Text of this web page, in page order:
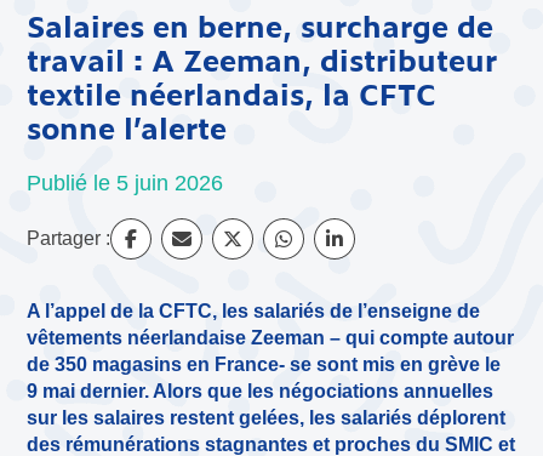
Salaires en berne, surcharge de
travail : A Zeeman, distributeur
textile néerlandais, la CFTC
sonne l’alerte
Publié le 5 juin 2026
Partager :
A l’appel de la CFTC, les salariés de l’enseigne de
vêtements néerlandaise Zeeman – qui compte autour
de 350 magasins en France- se sont mis en grève le
9 mai dernier. Alors que les négociations annuelles
sur les salaires restent gelées, les salariés déplorent
des rémunérations stagnantes et proches du SMIC et